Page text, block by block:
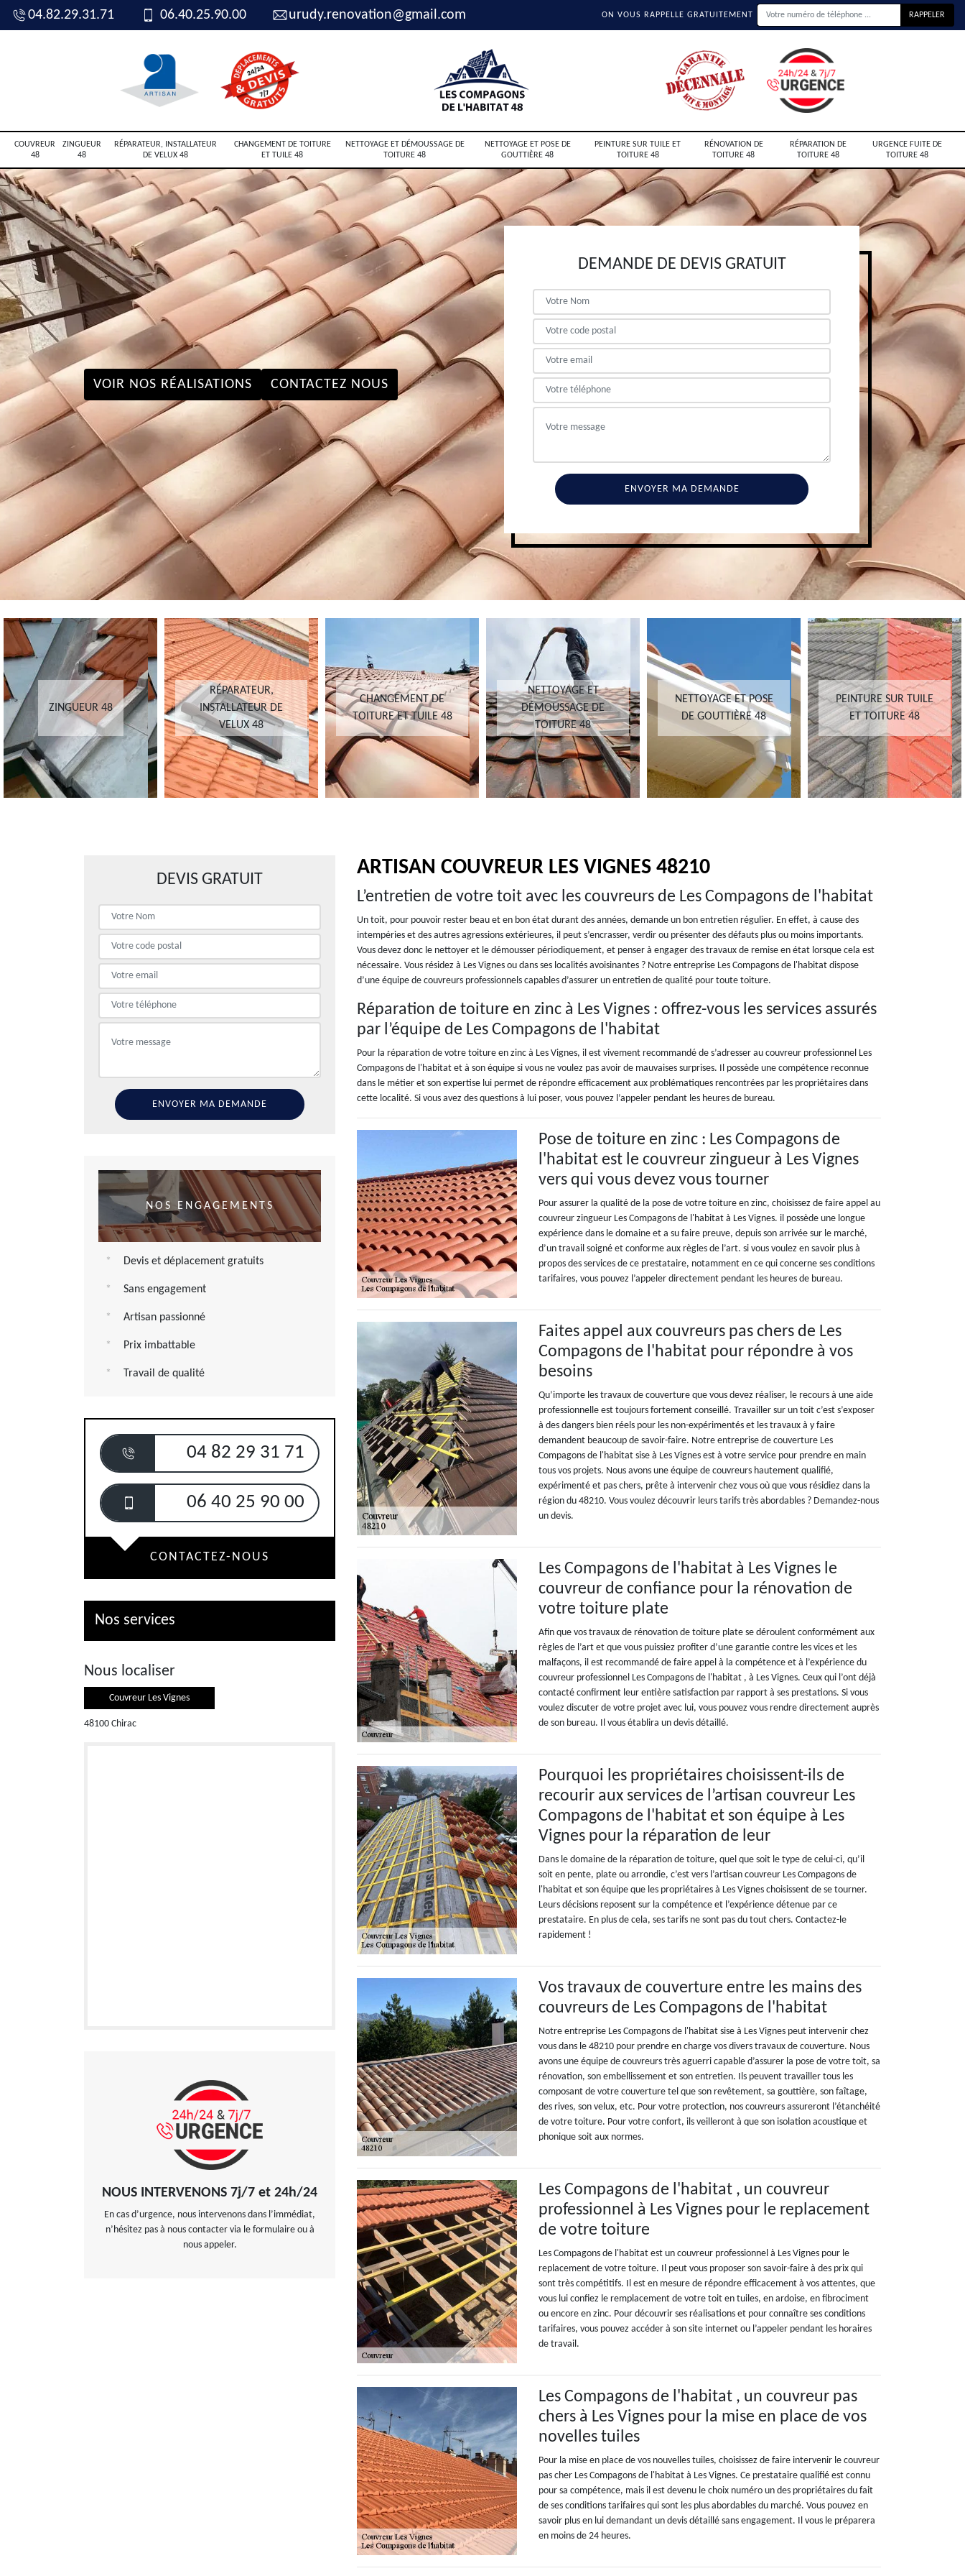
04.82.29.31.71 06.40.25.90.00 urudy.renovation@gmail.com ON VOUS RAPPELLE GRATUITEMENT
COUVREUR
48
ZINGUEUR
48
RÉPARATEUR, INSTALLATEUR
DE VELUX 48
CHANGEMENT DE TOITURE
ET TUILE 48
NETTOYAGE ET DÉMOUSSAGE DE
TOITURE 48
NETTOYAGE ET POSE DE
GOUTTIÈRE 48
PEINTURE SUR TUILE ET
TOITURE 48
RÉNOVATION DE
TOITURE 48
RÉPARATION DE
TOITURE 48
URGENCE FUITE DE
TOITURE 48
VOIR NOS RÉALISATIONS CONTACTEZ NOUS
DEMANDE DE DEVIS GRATUIT
ZINGUEUR 48
RÉPARATEUR,
INSTALLATEUR DE
VELUX 48
CHANGEMENT DE
TOITURE ET TUILE 48
NETTOYAGE ET
DÉMOUSSAGE DE
TOITURE 48
NETTOYAGE ET POSE
DE GOUTTIÈRE 48
PEINTURE SUR TUILE
ET TOITURE 48
DEVIS GRATUIT
NOS ENGAGEMENTS
Devis et déplacement gratuits
Sans engagement
Artisan passionné
Prix imbattable
Travail de qualité
04 82 29 31 71
06 40 25 90 00
CONTACTEZ-NOUS
Nos services
Nous localiser
Couvreur Les Vignes
48100 Chirac
NOUS INTERVENONS 7j/7 et 24h/24
En cas d’urgence, nous intervenons dans l’immédiat,
n’hésitez pas à nous contacter via le formulaire ou à
nous appeler.
ARTISAN COUVREUR LES VIGNES 48210
L’entretien de votre toit avec les couvreurs de Les Compagons de l'habitat
Un toit, pour pouvoir rester beau et en bon état durant des années, demande un bon entretien régulier. En effet, à cause des
intempéries et des autres agressions extérieures, il peut s’encrasser, verdir ou présenter des défauts plus ou moins importants.
Vous devez donc le nettoyer et le démousser périodiquement, et penser à engager des travaux de remise en état lorsque cela est
nécessaire. Vous résidez à Les Vignes ou dans ses localités avoisinantes ? Notre entreprise Les Compagons de l'habitat dispose
d’une équipe de couvreurs professionnels capables d’assurer un entretien de qualité pour toute toiture.
Réparation de toiture en zinc à Les Vignes : offrez-vous les services assurés
par l’équipe de Les Compagons de l'habitat
Pour la réparation de votre toiture en zinc à Les Vignes, il est vivement recommandé de s’adresser au couvreur professionnel Les
Compagons de l'habitat et à son équipe si vous ne voulez pas avoir de mauvaises surprises. Il possède une compétence reconnue
dans le métier et son expertise lui permet de répondre efficacement aux problématiques rencontrées par les propriétaires dans
cette localité. Si vous avez des questions à lui poser, vous pouvez l’appeler pendant les heures de bureau.
Pose de toiture en zinc : Les Compagons de
l'habitat est le couvreur zingueur à Les Vignes
vers qui vous devez vous tourner
Pour assurer la qualité de la pose de votre toiture en zinc, choisissez de faire appel au
couvreur zingueur Les Compagons de l'habitat à Les Vignes. il possède une longue
expérience dans le domaine et a su faire preuve, depuis son arrivée sur le marché,
d’un travail soigné et conforme aux règles de l’art. si vous voulez en savoir plus à
propos des services de ce prestataire, notamment en ce qui concerne ses conditions
tarifaires, vous pouvez l’appeler directement pendant les heures de bureau.
Faites appel aux couvreurs pas chers de Les
Compagons de l'habitat pour répondre à vos
besoins
Qu’importe les travaux de couverture que vous devez réaliser, le recours à une aide
professionnelle est toujours fortement conseillé. Travailler sur un toit c’est s’exposer
à des dangers bien réels pour les non-expérimentés et les travaux à y faire
demandent beaucoup de savoir-faire. Notre entreprise de couverture Les
Compagons de l'habitat sise à Les Vignes est à votre service pour prendre en main
tous vos projets. Nous avons une équipe de couvreurs hautement qualifié,
expérimenté et pas chers, prête à intervenir chez vous où que vous résidiez dans la
région du 48210. Vous voulez découvrir leurs tarifs très abordables ? Demandez-nous
un devis.
Les Compagons de l'habitat à Les Vignes le
couvreur de confiance pour la rénovation de
votre toiture plate
Afin que vos travaux de rénovation de toiture plate se déroulent conformément aux
règles de l’art et que vous puissiez profiter d’une garantie contre les vices et les
malfaçons, il est recommandé de faire appel à la compétence et à l’expérience du
couvreur professionnel Les Compagons de l'habitat , à Les Vignes. Ceux qui l’ont déjà
contacté confirment leur entière satisfaction par rapport à ses prestations. Si vous
voulez discuter de votre projet avec lui, vous pouvez vous rendre directement auprès
de son bureau. Il vous établira un devis détaillé.
Pourquoi les propriétaires choisissent-ils de
recourir aux services de l’artisan couvreur Les
Compagons de l'habitat et son équipe à Les
Vignes pour la réparation de leur
Dans le domaine de la réparation de toiture, quel que soit le type de celui-ci, qu’il
soit en pente, plate ou arrondie, c’est vers l’artisan couvreur Les Compagons de
l'habitat et son équipe que les propriétaires à Les Vignes choisissent de se tourner.
Leurs décisions reposent sur la compétence et l’expérience détenue par ce
prestataire. En plus de cela, ses tarifs ne sont pas du tout chers. Contactez-le
rapidement !
Vos travaux de couverture entre les mains des
couvreurs de Les Compagons de l'habitat
Notre entreprise Les Compagons de l'habitat sise à Les Vignes peut intervenir chez
vous dans le 48210 pour prendre en charge vos divers travaux de couverture. Nous
avons une équipe de couvreurs très aguerri capable d’assurer la pose de votre toit, sa
rénovation, son embellissement et son entretien. Ils peuvent travailler tous les
composant de votre couverture tel que son revêtement, sa gouttière, son faîtage,
des rives, son velux, etc. Pour votre protection, nos couvreurs assureront l’étanchéité
de votre toiture. Pour votre confort, ils veilleront à que son isolation acoustique et
phonique soit aux normes.
Les Compagons de l'habitat , un couvreur
professionnel à Les Vignes pour le replacement
de votre toiture
Les Compagons de l'habitat est un couvreur professionnel à Les Vignes pour le
replacement de votre toiture. Il peut vous proposer son savoir-faire à des prix qui
sont très compétitifs. Il est en mesure de répondre efficacement à vos attentes, que
vous lui confiez le remplacement de votre toit en tuiles, en ardoise, en fibrociment
ou encore en zinc. Pour découvrir ses réalisations et pour connaître ses conditions
tarifaires, vous pouvez accéder à son site internet ou l’appeler pendant les horaires
de travail.
Les Compagons de l'habitat , un couvreur pas
chers à Les Vignes pour la mise en place de vos
novelles tuiles
Pour la mise en place de vos nouvelles tuiles, choisissez de faire intervenir le couvreur
pas cher Les Compagons de l'habitat à Les Vignes. Ce prestataire qualifié est connu
pour sa compétence, mais il est devenu le choix numéro un des propriétaires du fait
de ses conditions tarifaires qui sont les plus abordables du marché. Vous pouvez en
savoir plus en lui demandant un devis détaillé sans engagement. Il vous le préparera
en moins de 24 heures.